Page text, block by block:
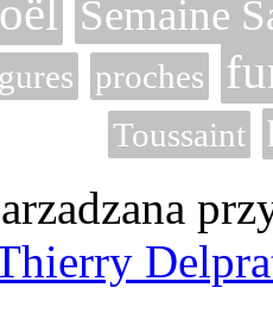
Semaine
proches
Toussaint